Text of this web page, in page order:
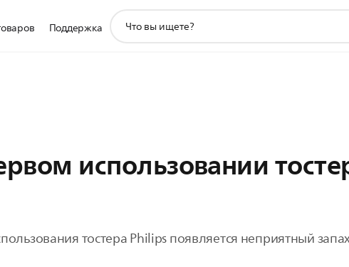
Поддержка
поддержки
использовании
тостера Philips появляется неприятный